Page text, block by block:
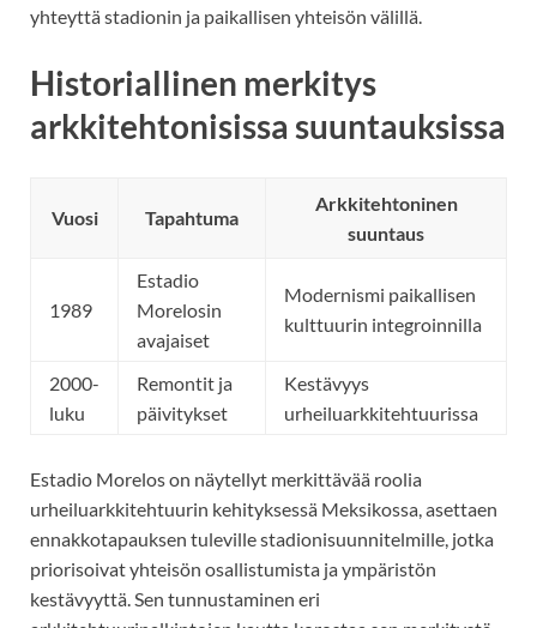
yhteyttä stadionin ja paikallisen yhteisön välillä.
Historiallinen merkitys
arkkitehtonisissa suuntauksissa
Vuosi Tapahtuma
Arkkitehtoninen
suuntaus
1989
Estadio
Morelosin
avajaiset
Modernismi paikallisen
kulttuurin integroinnilla
2000-
luku
Remontit ja
päivitykset
Kestävyys
urheiluarkkitehtuurissa
Estadio Morelos on näytellyt merkittävää roolia
urheiluarkkitehtuurin kehityksessä Meksikossa, asettaen
ennakkotapauksen tuleville stadionisuunnitelmille, jotka
priorisoivat yhteisön osallistumista ja ympäristön
kestävyyttä. Sen tunnustaminen eri